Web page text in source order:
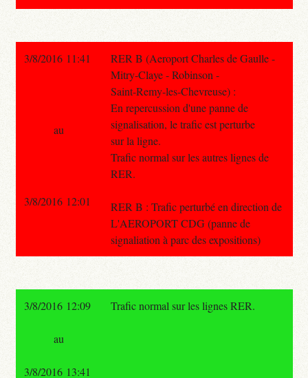
3/8/2016 11:41
RER B (Aeroport Charles de Gaulle -
Mitry-Claye - Robinson -
Saint-Remy-les-Chevreuse) :
En repercussion d'une panne de
signalisation, le trafic est perturbe
sur la ligne.
Trafic normal sur les autres lignes de
RER.
RER B : Trafic perturbé en direction de
L'AEROPORT CDG (panne de
signaliation à parc des expositions)
au
3/8/2016 12:01
3/8/2016 12:09 Trafic normal sur les lignes RER.
au
3/8/2016 13:41